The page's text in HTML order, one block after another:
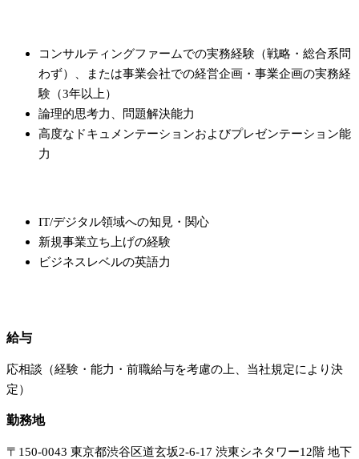
コンサルティングファームでの実務経験（戦略・総合系問
わず）、または事業会社での経営企画・事業企画の実務経
験（3年以上）
論理的思考力、問題解決能力
高度なドキュメンテーションおよびプレゼンテーション能
力
IT/デジタル領域への知見・関心
新規事業立ち上げの経験
ビジネスレベルの英語力
給与
応相談（経験・能力・前職給与を考慮の上、当社規定により決
定）
勤務地
〒150-0043 東京都渋谷区道玄坂2-6-17 渋東シネタワー12階 地下